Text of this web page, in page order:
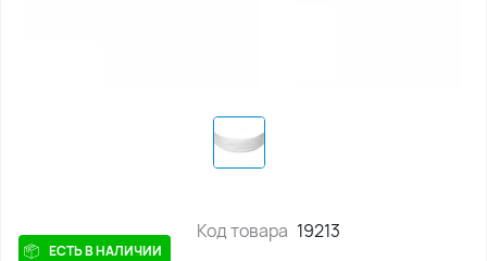
ЕСТЬ В НАЛИЧИИ
Код товара 19213